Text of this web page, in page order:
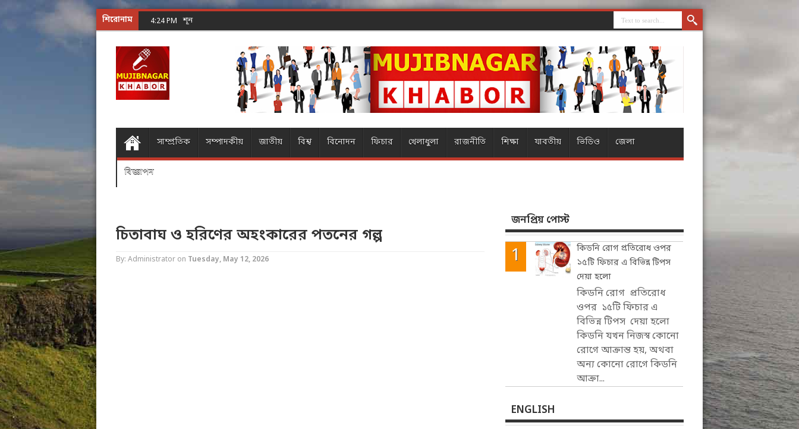
শিরোনাম 4:24 PM শূন্যের গোলকধাঁধা অঙ্ক করার ম
সাম্প্রতিক সম্পাদকীয় জাতীয় বিশ্ব বিনোদন ফিচার খেলাধুলা রাজনীতি শিক্ষা যাবতীয় ভিডিও জেলা
বিজ্ঞাপন
চিতাবাঘ ও হরিণের অহংকারের পতনের গল্প
By: Administrator on Tuesday, May 12, 2026
জনপ্রিয় পোস্ট
কিডনি রোগ প্রতিরোধ ওপর
১৫টি ফিচার এ বিভিন্ন টিপস
দেয়া হলো
কিডনি রোগ প্রতিরোধ
ওপর ১৫টি ফিচার এ
বিভিন্ন টিপস দেয়া হলো
কিডনি যখন নিজস্ব কোনো
রোগে আক্রান্ত হয়, অথবা
অন্য কোনো রোগে কিডনি
আক্রা...
ENGLISH